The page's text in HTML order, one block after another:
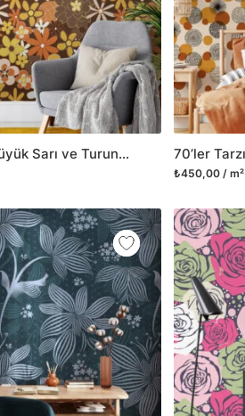
70’ler Tarzı Büyük Sarı ve Turuncu Çiçekler Duvar Kağıdı, Retro Sonbahar Çiçekleri Duvar Posteri
₺450,00 / m²